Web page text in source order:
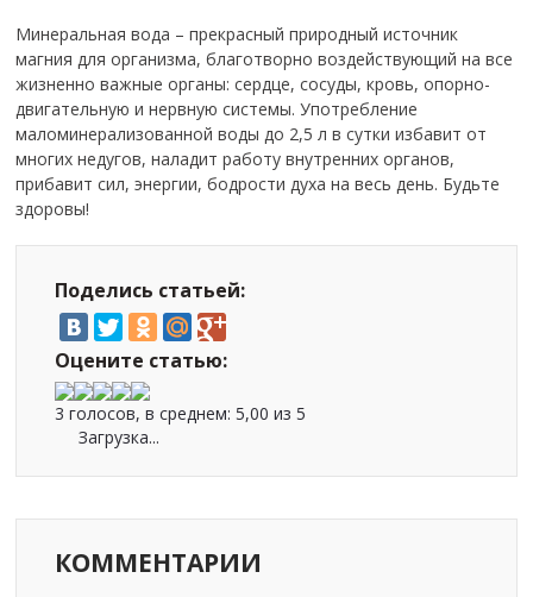
Минеральная вода – прекрасный природный источник
магния для организма, благотворно воздействующий на все
жизненно важные органы: сердце, сосуды, кровь, опорно-
двигательную и нервную системы. Употребление
маломинерализованной воды до 2,5 л в сутки избавит от
многих недугов, наладит работу внутренних органов,
прибавит сил, энергии, бодрости духа на весь день. Будьте
здоровы!
Поделись статьей:
Оцените статью:
3 голосов, в среднем:5,00 из 5
Загрузка...
КОММЕНТАРИИ